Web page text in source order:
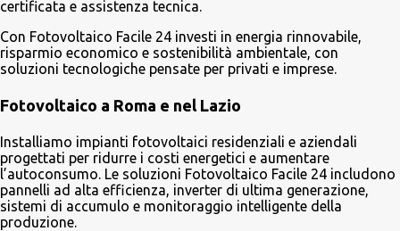
certificata e assistenza tecnica.
Con Fotovoltaico Facile 24 investi in energia rinnovabile,
risparmio economico e sostenibilità ambientale, con
soluzioni tecnologiche pensate per privati e imprese.
Fotovoltaico a Roma e nel Lazio
Installiamo impianti fotovoltaici residenziali e aziendali
progettati per ridurre i costi energetici e aumentare
l’autoconsumo. Le soluzioni Fotovoltaico Facile 24 includono
pannelli ad alta efficienza, inverter di ultima generazione,
sistemi di accumulo e monitoraggio intelligente della
produzione.